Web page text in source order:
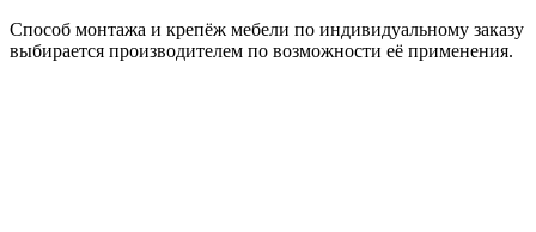
Способ монтажа и крепёж мебели по индивидуальному заказу
выбирается производителем по возможности её применения.